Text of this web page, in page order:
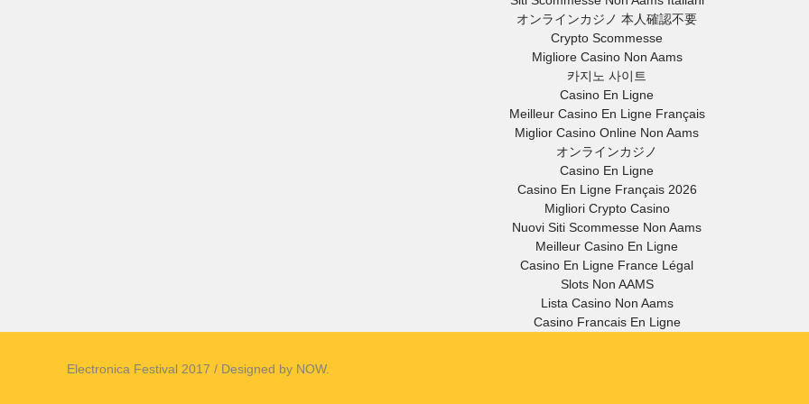
オンラインカジノ 本人確認不要
Crypto Scommesse
Migliore Casino Non Aams
카지노 사이트
Casino En Ligne
Meilleur Casino En Ligne Français
Miglior Casino Online Non Aams
オンラインカジノ
Casino En Ligne
Casino En Ligne Français 2026
Migliori Crypto Casino
Nuovi Siti Scommesse Non Aams
Meilleur Casino En Ligne
Casino En Ligne France Légal
Slots Non AAMS
Lista Casino Non Aams
Casino Francais En Ligne
Electronica Festival 2017 / Designed by NOW.